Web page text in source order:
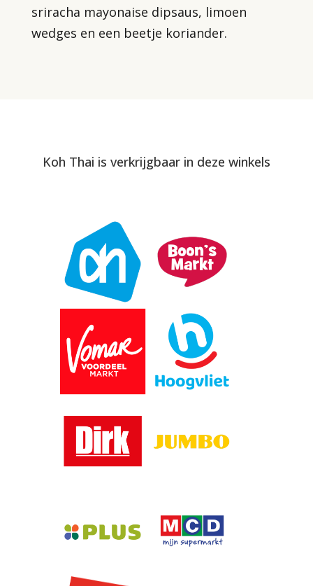
sriracha mayonaise dipsaus, limoen
wedges en een beetje koriander.
Koh Thai is verkrijgbaar in deze winkels